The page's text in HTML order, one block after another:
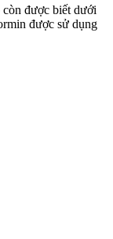
còn được biết dưới
được sử dụng